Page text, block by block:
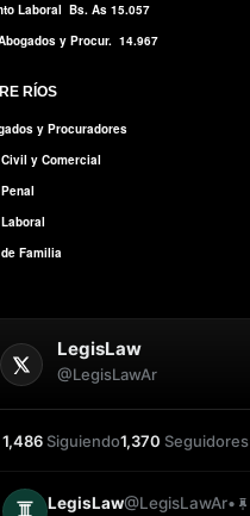
Laboral Bs. As 15.057
y Procur. 14.967
RÍOS
y Procuradores
y Comercial
Familia
LegisLaw
@LegisLawAr
1,486 Siguiendo1,370 Seguidores
LegisLaw@LegisLawAr•